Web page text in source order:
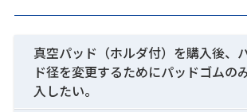
真空パッド（ホルダ付）を購入後、
ド径を変更するためにパッドゴムの
入したい。